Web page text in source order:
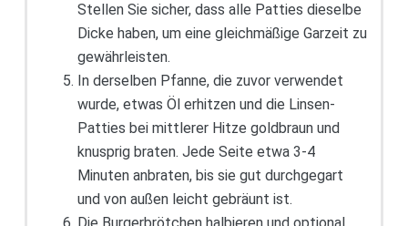
Stellen Sie sicher, dass alle Patties dieselbe
Dicke haben, um eine gleichmäßige Garzeit zu
gewährleisten.
In derselben Pfanne, die zuvor verwendet
wurde, etwas Öl erhitzen und die Linsen-
Patties bei mittlerer Hitze goldbraun und
knusprig braten. Jede Seite etwa 3-4
Minuten anbraten, bis sie gut durchgegart
und von außen leicht gebräunt ist.